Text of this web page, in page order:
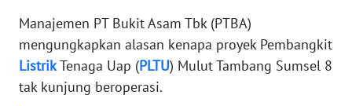
Manajemen PT Bukit Asam Tbk (PTBA)
mengungkapkan alasan kenapa proyek Pembangkit
ListrikTenaga Uap (PLTU) Mulut Tambang Sumsel 8
tak kunjung beroperasi.
KARIR
DISCLAIMER